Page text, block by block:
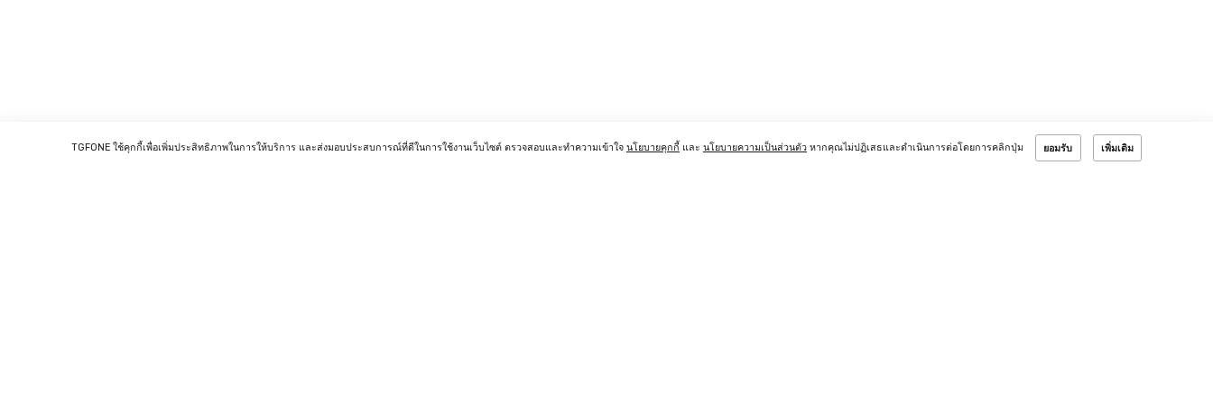
TGFONE ใช้คุกกี้เพื่อเพิ่มประสิทธิภาพในการให้บริการ และส่งมอบประสบการณ์ที่ดีในการใช้งานเว็บไซต์ ตรวจสอบและทำความเข้าใจ นโยบายคุกกี้ และ นโยบายความเป็นส่วนตัวหากคุณไม่ปฏิเสธและดำเนินการต่อโดยการคลิกปุ่ม ยอมรับ เพิ่มเติม